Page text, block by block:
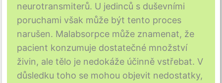
neurotransmiterů. U jedinců s duševními
poruchami však může být tento proces
narušen. Malabsorpce může znamenat, že
pacient konzumuje dostatečné množství
živin, ale tělo je nedokáže účinně vstřebat. V
důsledku toho se mohou objevit nedostatky,